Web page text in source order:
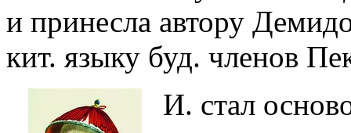
и принесла автору
кит. языку буд. членов
И. стал